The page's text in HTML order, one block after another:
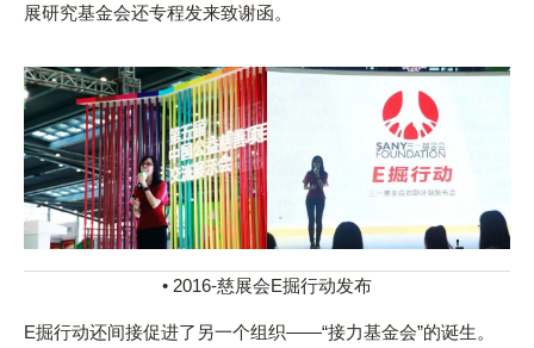
展研究基金会还专程发来致谢函。
• 2016-慈展会E掘行动发布
E掘行动还间接促进了另一个组织——“接力基金会”的诞生。